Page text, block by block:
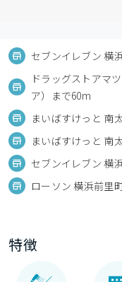
セブンイレブン 横
ドラッグストアマ
ア）まで60m
まいばすけっと 南
まいばすけっと 南
セブンイレブン 横
ローソン 横浜前里
特徴